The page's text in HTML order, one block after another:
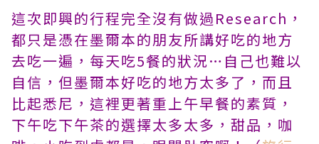
這次即興的行程完全沒有做過Research，
都只是憑在墨爾本的朋友所講好吃的地方
去吃一遍，每天吃5餐的狀況…自己也難以
自信，但墨爾本好吃的地方太多了，而且
比起悉尼，這裡更著重上午早餐的素質，
下午吃下午茶的選擇太多太多，甜品，咖